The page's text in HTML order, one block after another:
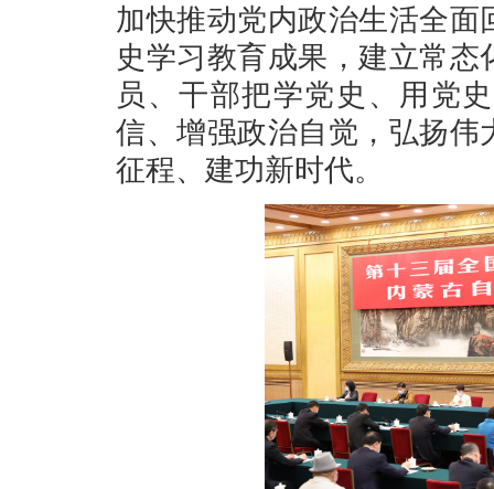
加快推动党内政治生活全
史学习教育成果，建立常
员、干部把学党史、用党
信、增强政治自觉，弘扬
征程、建功新时代。